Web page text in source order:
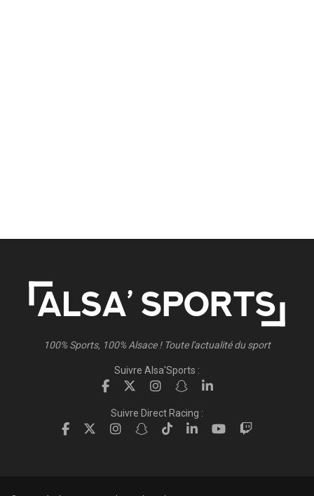
100% Sports, 100% Alsace ! Toute l'actualité du sport
Suivre Alsa'Sports :
Suivre Direct Racing :